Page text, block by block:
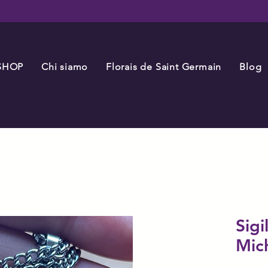
Chi siamo Florais de Saint Germain Blog